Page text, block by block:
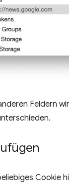
Feldern
Cookie